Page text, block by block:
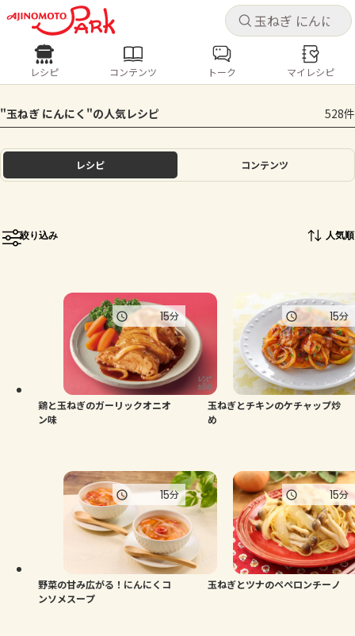
キャ
ログインするとレシピを保存できます
ログイン
ホーム
トーク
よくあるお問い合わせ
お買い物
キャ
レシピ コンテンツ
人気の食材・レシピ
きゅうり なす トマト とうもろこし
ピーマン
レシピ コンテンツ トーク マイレシピ
"玉ねぎ にんにく"の人気レシピ 528件
レシピ コンテンツ
絞り込み 人気順
鶏と玉ねぎのガーリックオニオ
ン味
15分
玉ねぎとチキンのケチャップ炒
め
15分
野菜の甘み広がる！にんにくコ
ンソメスープ
15分
玉ねぎとツナのペペロンチーノ
15分